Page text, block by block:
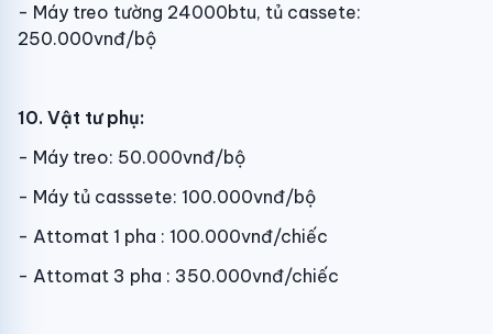
- Máy treo tường 24000btu, tủ cassete:
250.000vnđ/bộ
10. Vật tư phụ:
- Máy treo: 50.000vnđ/bộ
- Máy tủ casssete: 100.000vnđ/bộ
- Attomat 1 pha : 100.000vnđ/chiếc
- Attomat 3 pha : 350.000vnđ/chiếc